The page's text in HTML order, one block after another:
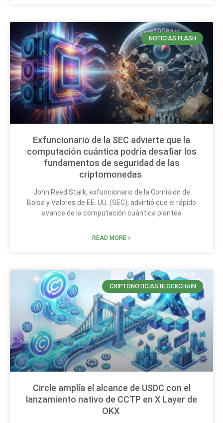
NOTICIAS FLASH
Exfuncionario de la SEC advierte que la
computación cuántica podría desafiar los
fundamentos de seguridad de las
criptomonedas
John Reed Stark, exfuncionario de la Comisión de
Bolsa y Valores de EE. UU. (SEC), advirtió que el rápido
avance de la computación cuántica plantea
READ MORE »
CRIPTONOTICIAS BLOCKCHAIN
Circle amplía el alcance de USDC con el
lanzamiento nativo de CCTP en X Layer de
OKX